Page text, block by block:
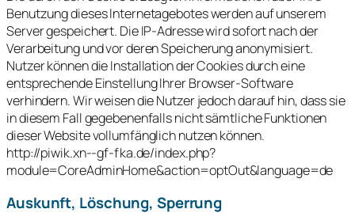
Benutzung dieses Internetagebotes werden auf unserem
Server gespeichert. Die IP-Adresse wird sofort nach der
Verarbeitung und vor deren Speicherung anonymisiert.
Nutzer können die Installation der Cookies durch eine
entsprechende Einstellung Ihrer Browser-Software
verhindern. Wir weisen die Nutzer jedoch darauf hin, dass sie
in diesem Fall gegebenenfalls nicht sämtliche Funktionen
dieser Website vollumfänglich nutzen können.
http://piwik.xn--gf-fka.de/index.php?
module=CoreAdminHome&action=optOut&language=de
Auskunft, Löschung, Sperrung